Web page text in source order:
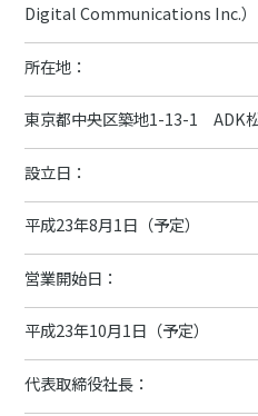
Digital Communications Inc.）
所在地：
東京都中央区築地1-13-1 ADK
設立日：
平成23年8月1日（予定）
営業開始日：
平成23年10月1日（予定）
代表取締役社長：